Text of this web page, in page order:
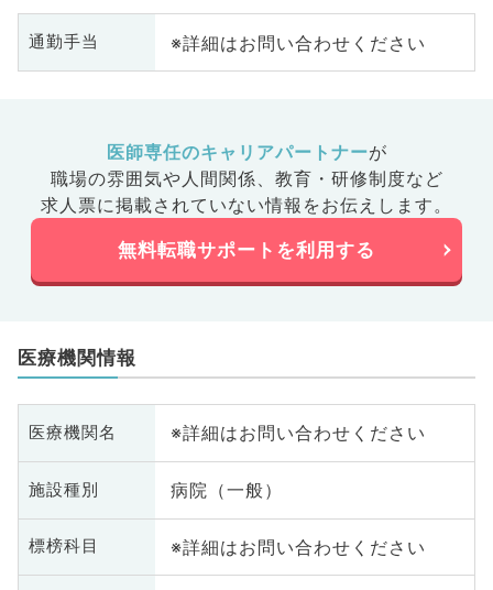
通勤手当 ※詳細はお問い合わせください
医師専任のキャリアパートナーが
職場の雰囲気や人間関係、 教育・研修制度など
求人票に掲載されていない情報をお伝えします。
無料転職サポートを利用する
医療機関情報
医療機関名 ※詳細はお問い合わせください
施設種別 病院（一般）
標榜科目 ※詳細はお問い合わせください